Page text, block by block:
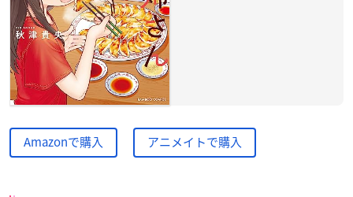
Amazonで購入 アニメイトで購入